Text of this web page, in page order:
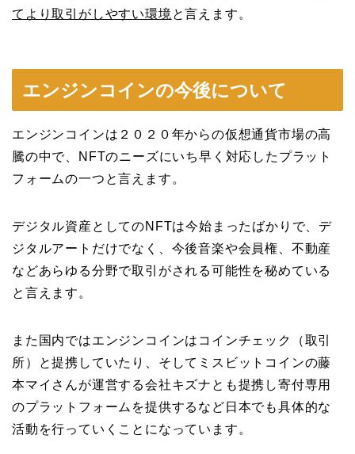
てより取引がしやすい環境と言えます。
エンジンコインの今後について
エンジンコインは２０２０年からの仮想通貨市場の高
騰の中で、NFTのニーズにいち早く対応したプラット
フォームの一つと言えます。
デジタル資産としてのNFTは今始まったばかりで、デ
ジタルアートだけでなく、今後音楽や会員権、不動産
などあらゆる分野で取引がされる可能性を秘めている
と言えます。
また国内ではエンジンコインはコインチェック（取引
所）と提携していたり、そしてミスビットコインの藤
本マイさんが運営する会社キズナとも提携し寄付専用
のプラットフォームを提供するなど日本でも具体的な
活動を行っていくことになっています。